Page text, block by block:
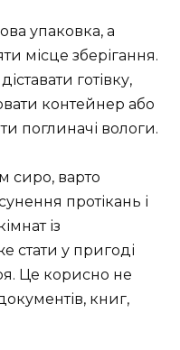
упаковка, а
місце зберігання.
готівку,
контейнер або
поглиначі вологи.
сиро, варто
протікань і
із
стати у пригоді
Це корисно не
книг,